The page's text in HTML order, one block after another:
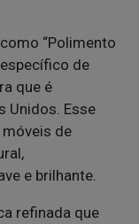
“Polimento
de
que é
Unidos. Esse
de
e brilhante.
refinada que